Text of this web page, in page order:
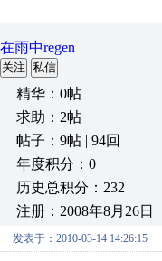
在雨中regen
关注 私信
精华：0帖
求助：2帖
帖子：9帖 | 94回
年度积分：0
历史总积分：232
注册：2008年8月26日
发表于：2010-03-14 14:26:15